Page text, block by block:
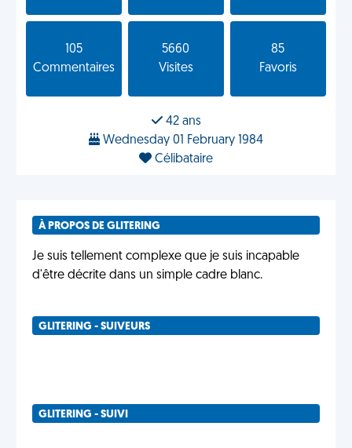
105
Commentaires
5660
Visites
85
Favoris
42 ans
Wednesday 01 February 1984
Célibataire
À PROPOS DE GLITERING
Je suis tellement complexe que je suis incapable
d'être décrite dans un simple cadre blanc.
GLITERING - SUIVEURS
GLITERING - SUIVI